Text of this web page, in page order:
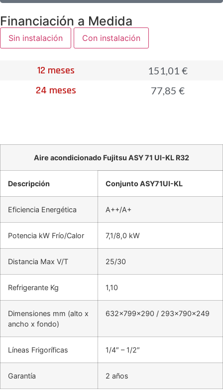
Financiación a Medida
Sin instalación Con instalación
12 meses 151,01 €
24 meses 77,85 €
Aire acondicionado Fujitsu ASY 71 UI-KL R32
Descripción Conjunto ASY71UI-KL
Eficiencia Energética A++/A+
Potencia kW Frío/Calor 7,1/8,0 kW
Distancia Max V/T 25/30
Refrigerante Kg 1,10
Dimensiones mm (alto x
ancho x fondo)
632x799x290 / 293x790x249
Líneas Frigoríficas 1/4″ – 1/2″
Garantía 2 años